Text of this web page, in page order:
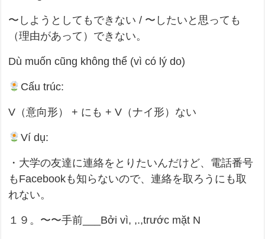
〜しようとしてもできない / 〜したいと思っても
（理由があって）できない。
Dù muốn cũng không thể (vì có lý do)
Cấu trúc:
V（意向形） + にも + V（ナイ形）ない
Ví dụ:
・大学の友達に連絡をとりたいんだけど、電話番号
もFacebookも知らないので、連絡を取ろうにも取
れない。
１９。〜〜手前___Bởi vì, ,.,trước mặt N